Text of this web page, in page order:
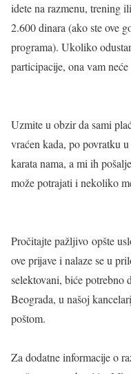
idete na razmenu, trening
2.600 dinara (ako ste ove
programa). Ukoliko
participacije, ona vam
Uzmite u obzir da sami
vraćen kada, po povratku
karata nama, a mi ih
može potrajati i nekoliko
Pročitajte pažljivo opšte
ove prijave i nalaze se u
selektovani, biće potrebno
Beograda, u našoj
poštom.
Za dodatne informacije o